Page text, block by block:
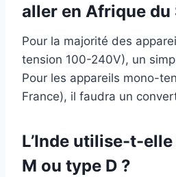
aller en Afrique du
Pour la majorité des
tension 100-240V), un
Pour les appareils mono-
France), il faudra un
L’Inde utilise-t-
M ou type D ?